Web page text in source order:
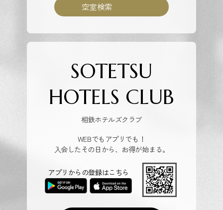
空室検索
SOTETSU
HOTELS CLUB
相鉄ホテルズクラブ
WEBでもアプリでも！
入会したその日から、お得が始まる。
アプリからの登録はこちら